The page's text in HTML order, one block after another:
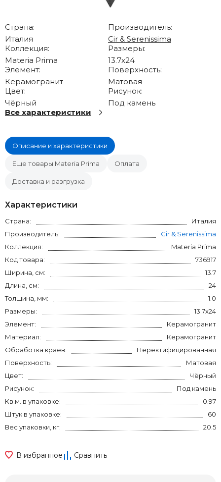
Страна:
Италия
Производитель:
Cir & Serenissima
Коллекция:
Materia Prima
Размеры:
13.7x24
Элемент:
Керамогранит
Поверхность:
Матовая
Цвет:
Чёрный
Рисунок:
Под камень
Все характеристики
Описание и характеристики
Еще товары Materia Prima Оплата
Доставка и разгрузка
Характеристики
Страна:
Италия
Производитель:
Cir & Serenissima
Коллекция:
Materia Prima
Код товара:
736917
Ширина, см:
13.7
Длина, см:
24
Толщина, мм:
1.0
Размеры:
13.7x24
Элемент:
Керамогранит
Материал:
Керамогранит
Обработка краев:
Неректифицированная
Поверхность:
Матовая
Цвет:
Чёрный
Рисунок:
Под камень
Кв.м. в упаковке:
0.97
Штук в упаковке:
60
Вес упаковки, кг:
20.5
В избранное Сравнить